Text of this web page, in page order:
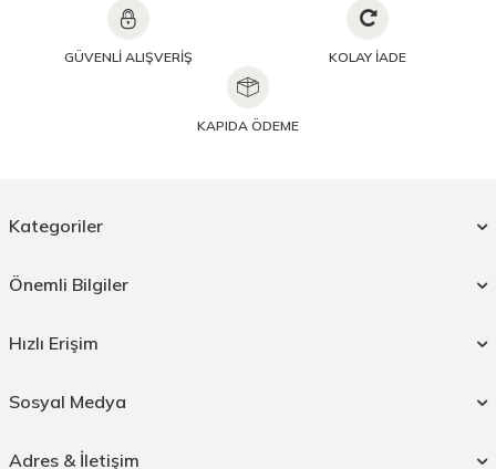
GÜVENLİ ALIŞVERİŞ KOLAY İADE
KAPIDA ÖDEME
Adres & İletişim
Sosyal Medya
Kategoriler
Önemli Bilgiler
Hızlı Erişim